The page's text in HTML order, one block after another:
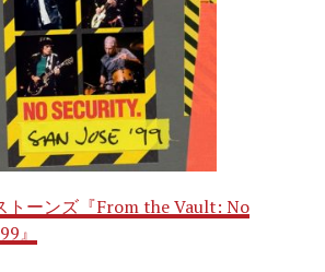
トーンズ『From the Vault: No
』